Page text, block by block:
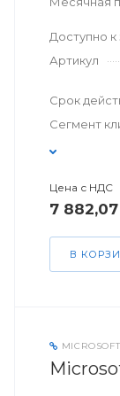
Доступно к
Артикул
Срок
Сегмент
Цена с НДС
7
В